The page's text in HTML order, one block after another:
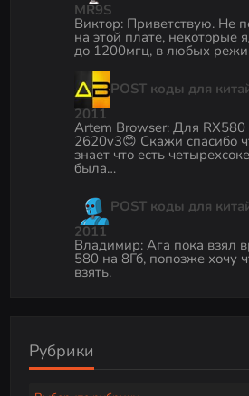
MR9S
Виктор: Приветствую. Не
на этой плате, некоторые
до 1200мгц, в любых
POST коды для
2011
Artem Browser:Для RX580
2620v3😊 Скажи спасибо
знает что есть
была…
POST коды для
2011
Владимир:Ага пока взял
580 на 8Гб, попозже хочу
взять.
Рубрики